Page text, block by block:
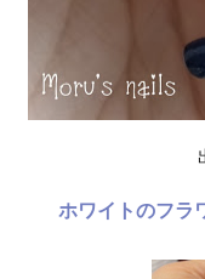
ホワイトのフラ